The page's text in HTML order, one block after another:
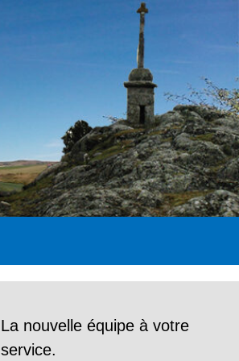
La nouvelle équipe à votre
service.